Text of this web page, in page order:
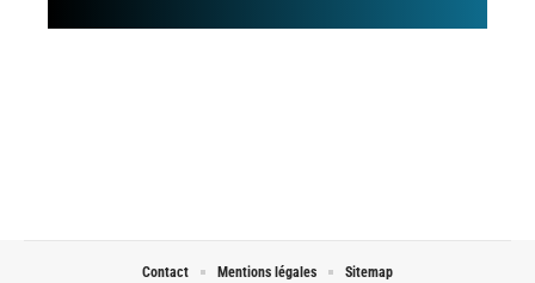
Contact Mentions légales Sitemap